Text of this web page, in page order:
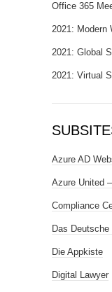
Office 365
2021: Modern
2021: Global
2021: Virtual
Azure AD
Azure United
Compliance
Das
Die Appkiste
Digital Lawyer